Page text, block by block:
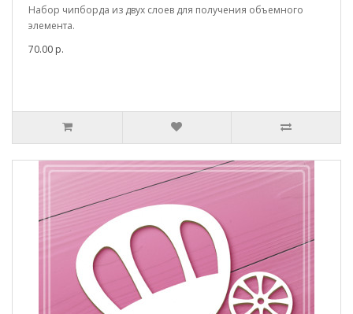
Набор чипборда из двух слоев для получения объемного
элемента.
70.00 р.